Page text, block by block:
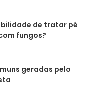
de tratar pé
fungos?
geradas pelo